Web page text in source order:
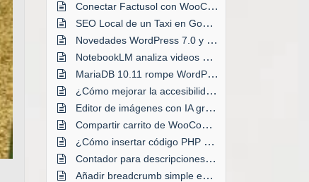
Conectar Factusol con WooCommerce
SEO Local de un Taxi en Google Maps
Novedades WordPress 7.0 y anteriores
NotebookLM analiza videos de YouTube
MariaDB 10.11 rompe WordPress en Plesk
¿Cómo mejorar la accesibilidad de tu web?
Editor de imágenes con IA gratis
Compartir carrito de WooCommerce
¿Cómo insertar código PHP en WordPress?
Contador para descripciones de taxonomías
Añadir breadcrumb simple en WordPress